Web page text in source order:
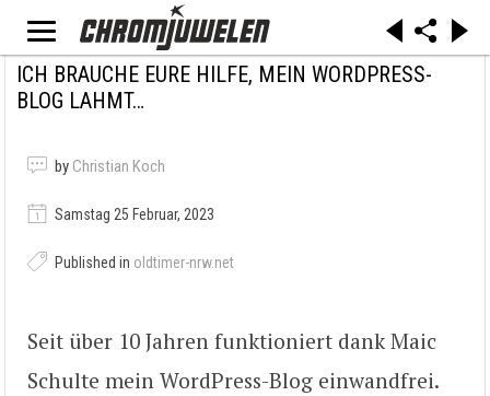
ICH BRAUCHE EURE HILFE, MEIN WORDPRESS-
BLOG LAHMT…
by Christian Koch
Samstag 25 Februar, 2023
Published in oldtimer-nrw.net
Seit über 10 Jahren funktioniert dank Maic
Schulte mein WordPress-Blog einwandfrei.